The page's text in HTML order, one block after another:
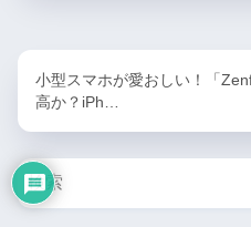
小型スマホが愛おしい！「
高か？iPh…